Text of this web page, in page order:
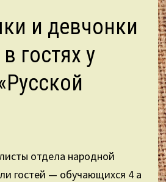
и девчонки
гостях у
отдела народной
гостей — обучающихся 4 а